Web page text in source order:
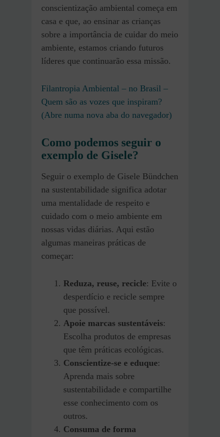
conscientização ambiental começa em
casa e que, ao ensinar as crianças
sobre a importância de cuidar do meio
ambiente, estamos criando futuros
líderes que continuarão essa missão.
Filantropia Ambiental – no Brasil –
Quem são as vozes que inspiram?
(Abre numa nova aba do navegador)
Como podemos seguir o
exemplo de Gisele?
Seguir o exemplo de Gisele Bündchen
na sustentabilidade significa adotar
uma mentalidade de respeito e
cuidado com o meio ambiente em
nossas vidas diárias. Aqui estão
algumas maneiras práticas de
começar:
Reduza, reuse, recicle: Evite o
desperdício e recicle sempre
que possível.
Apoie marcas sustentáveis:
Escolha produtos de empresas
que têm práticas ecológicas.
Conscientize-se e eduque:
Aprenda mais sobre
sustentabilidade e compartilhe
esse conhecimento com os
outros.
Consuma de forma